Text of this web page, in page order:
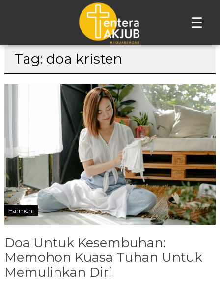
☰
Lompat
Tag: doa kristen
Harmoni
Doa Untuk Kesembuhan:
Memohon Kuasa Tuhan Untuk
Memulihkan Diri